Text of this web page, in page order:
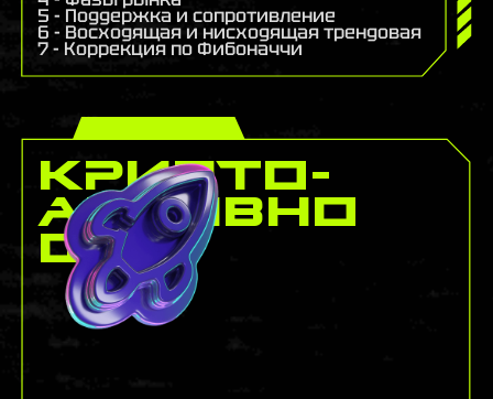
5 - Поддержка и сопротивление
6 - Восходящая и нисходящая трендовая
7 - Коррекция по Фибоначчи
Крипто-
активно
сти